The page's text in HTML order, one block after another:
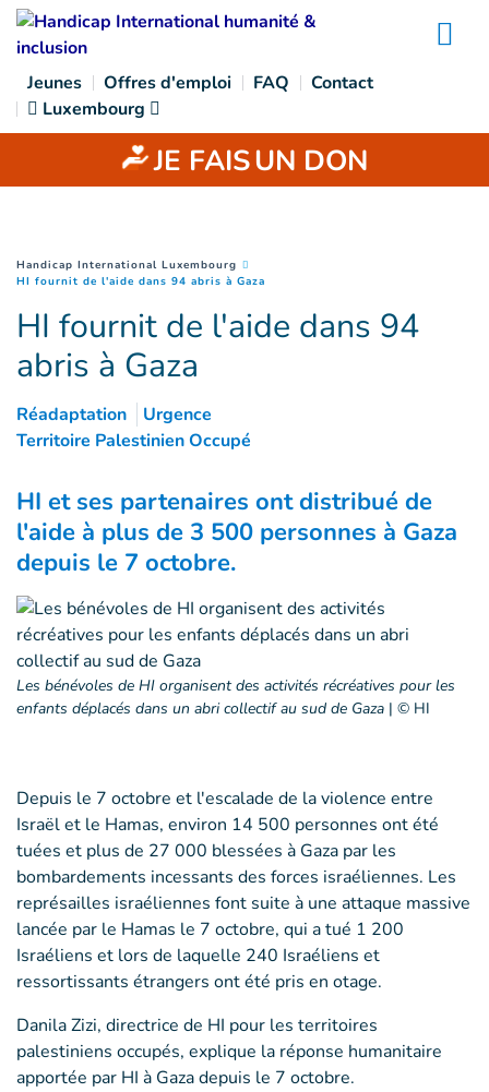
Goto main content
Jeunes Offres d'emploi FAQ
Contact
Luxembourg
JE FAISUN DON
You are here :
Handicap International Luxembourg
HI fournit de l'aide dans 94 abris à Gaza
HI fournit de l'aide dans 94
abris à Gaza
Réadaptation
Urgence
Territoire Palestinien Occupé
HI et ses partenaires ont distribué de
l'aide à plus de 3 500 personnes à Gaza
depuis le 7 octobre.
Les bénévoles de HI organisent des activités récréatives pour les
enfants déplacés dans un abri collectif au sud de Gaza | © HI
Depuis le 7 octobre et l'escalade de la violence entre
Israël et le Hamas, environ 14 500 personnes ont été
tuées et plus de 27 000 blessées à Gaza par les
bombardements incessants des forces israéliennes. Les
représailles israéliennes font suite à une attaque massive
lancée par le Hamas le 7 octobre, qui a tué 1 200
Israéliens et lors de laquelle 240 Israéliens et
ressortissants étrangers ont été pris en otage.
Danila Zizi, directrice de HI pour les territoires
palestiniens occupés, explique la réponse humanitaire
apportée par HI à Gaza depuis le 7 octobre.